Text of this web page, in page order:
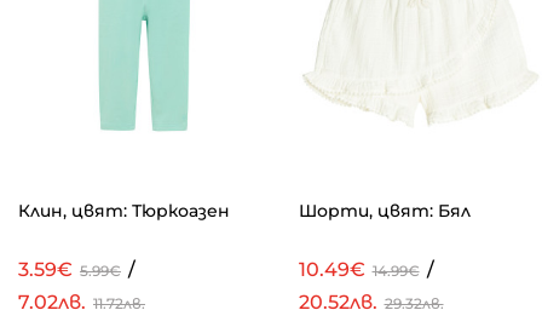
Клин, цвят: Тюркоазен
3.59€ 5.99€ /
7.02лв. 11.72лв.
Шорти, цвят: Бял
10.49€ 14.99€ /
20.52лв. 29.32лв.